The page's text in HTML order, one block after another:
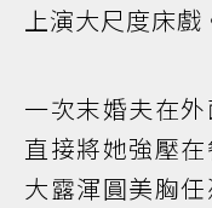
上演大尺度床戲
一次末婚夫在
直接將她強壓
大露渾圓美胸